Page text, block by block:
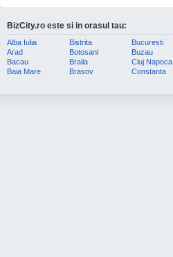
BizCity.ro este si in orasul tau:
Alba Iulia
Arad
Bacau
Baia Mare
Bistrita
Botosani
Braila
Brasov
Bucuresti
Buzau
Cluj Napoca
Constanta